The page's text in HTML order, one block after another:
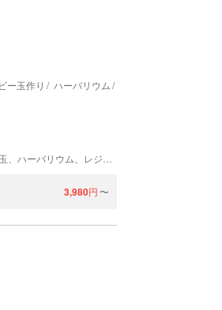
ー玉作り ハーバリウム
3,980円 〜